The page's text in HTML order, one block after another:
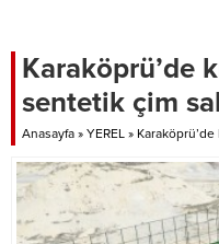
Karaköprü’de
sentetik çim
Anasayfa » YEREL »